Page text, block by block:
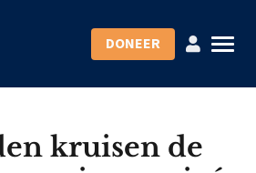
DONEER
kruisen de